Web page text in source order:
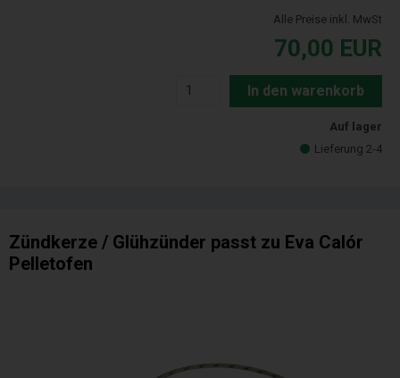
Alle Preise inkl. MwSt
70,00 EUR
In den warenkorb
Auf lager
Lieferung 2-4
Zündkerze / Glühzünder passt zu Eva Calór
Pelletofen